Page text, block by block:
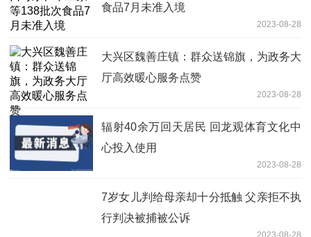
食品7月未准入境
2023-08-28
大兴区魏善庄镇：群众送锦旗，为政务大
厅高效暖心服务点赞
2023-08-28
辐射40余万回天居民 回龙观体育文化中
心投入使用
2023-08-28
7岁女儿判给母亲却十分抵触 父亲拒不执
行判决被捕被公诉
2023-08-28